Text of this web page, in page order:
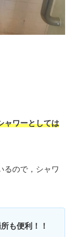
ャワーとしては
るので，シャワ
も便利！！